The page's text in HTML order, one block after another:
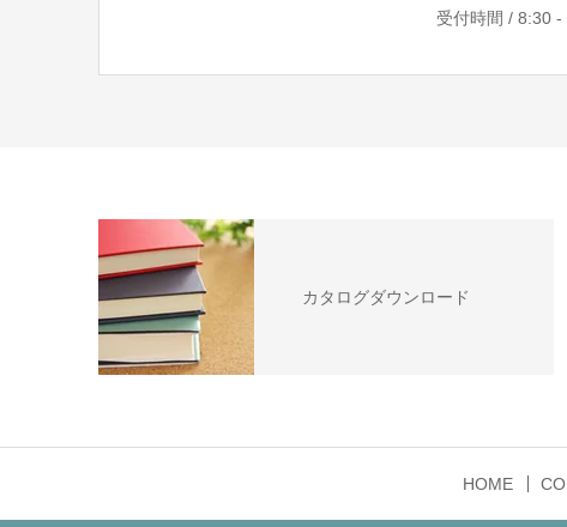
受付時間 / 8:30 -
カタログダウンロード
HOME